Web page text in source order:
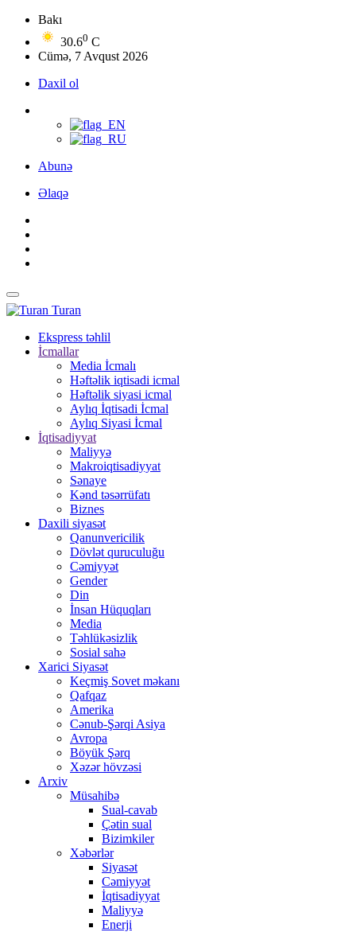
Bakı
30.60 C
Cümə, 7 Avqust 2026
Daxil ol
Abunə
Əlaqə
Turan
Ekspress təhlil
İcmallar
Media İcmalı
Həftəlik iqtisadi icmal
Həftəlik siyasi icmal
Aylıq İqtisadi İcmal
Aylıq Siyasi İcmal
İqtisadiyyat
Maliyyə
Makroiqtisadiyyat
Sənaye
Kənd təsərrüfatı
Biznes
Daxili siyasət
Qanunvericilik
Dövlət quruculuğu
Cəmiyyət
Gender
Din
İnsan Hüquqları
Media
Təhlükəsizlik
Sosial sahə
Xarici Siyasət
Keçmiş Sovet məkanı
Qafqaz
Amerika
Cənub-Şərqi Asiya
Avropa
Böyük Şərq
Xəzər hövzəsi
Arxiv
Müsahibə
Sual-cavab
Çətin sual
Bizimkiler
Xəbərlər
Siyasət
Cəmiyyət
İqtisadiyyat
Maliyyə
Enerji